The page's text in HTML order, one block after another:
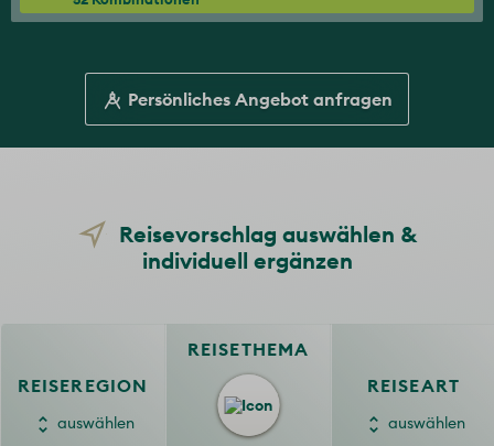
Persönliches Angebot anfragen
Reisevorschlag auswählen &
individuell ergänzen
REISEREGION
auswählen
REISETHEMA
REISEART
auswählen